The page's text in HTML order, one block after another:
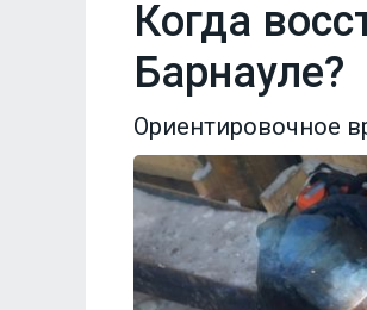
Когда
Барнауле?
Ориентировочное